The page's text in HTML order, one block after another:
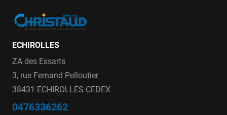
ECHIROLLES
ZA des Essarts
3, rue Fernand Pelloutier
38431 ECHIROLLES CEDEX
0476336262